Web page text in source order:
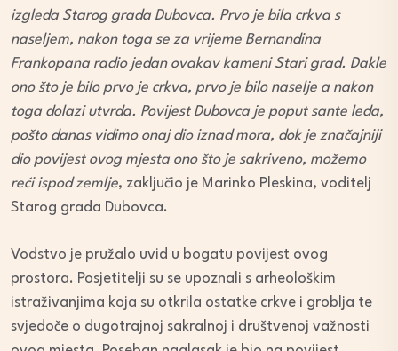
izgleda Starog grada Dubovca. Prvo je bila crkva s
naseljem, nakon toga se za vrijeme Bernandina
Frankopana radio jedan ovakav kameni Stari grad. Dakle
ono što je bilo prvo je crkva, prvo je bilo naselje a nakon
toga dolazi utvrda. Povijest Dubovca je poput sante leda,
pošto danas vidimo onaj dio iznad mora, dok je značajniji
dio povijest ovog mjesta ono što je sakriveno, možemo
reći ispod zemlje, zaključio je Marinko Pleskina, voditelj
Starog grada Dubovca.
Vodstvo je pružalo uvid u bogatu povijest ovog
prostora. Posjetitelji su se upoznali s arheološkim
istraživanjima koja su otkrila ostatke crkve i groblja te
svjedoče o dugotrajnoj sakralnoj i društvenoj važnosti